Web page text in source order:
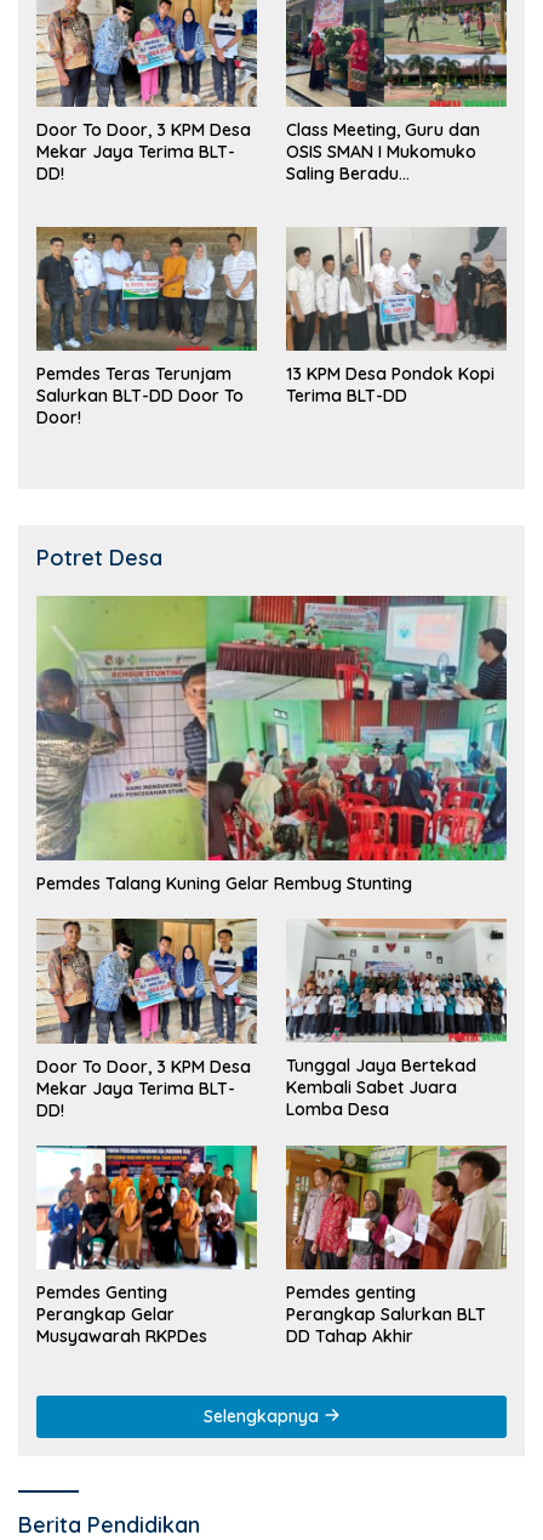
Door To Door, 3 KPM Desa
Mekar Jaya Terima BLT-
DD!
Class Meeting, Guru dan
OSIS SMAN I Mukomuko
Saling Beradu
Pemdes Teras Terunjam
Salurkan BLT-DD Door To
Door!
13 KPM Desa Pondok Kopi
Terima BLT-DD
Potret Desa
Pemdes Talang Kuning Gelar Rembug Stunting
Door To Door, 3 KPM Desa
Mekar Jaya Terima BLT-
DD!
Tunggal Jaya Bertekad
Kembali Sabet Juara
Lomba Desa
Pemdes Genting
Perangkap Gelar
Musyawarah RKPDes
Pemdes genting
Perangkap Salurkan BLT
DD Tahap Akhir
Selengkapnya
Berita Pendidikan